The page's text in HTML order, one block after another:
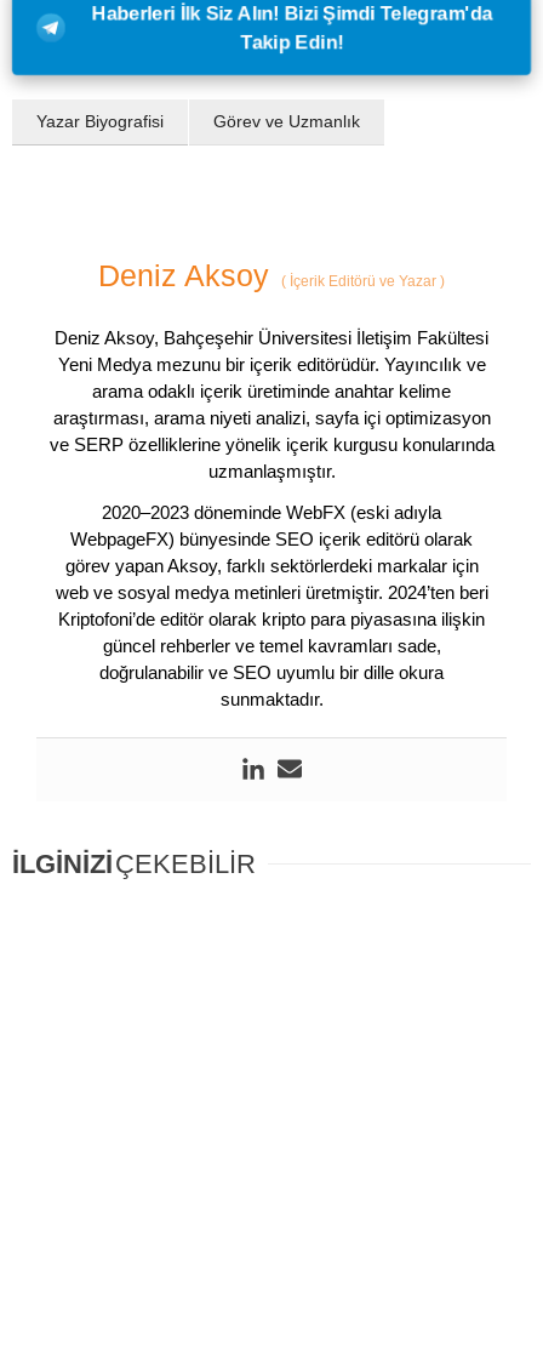
Haberleri İlk Siz Alın! Bizi Şimdi Telegram'da
Takip Edin!
Yazar Biyografisi Görev ve Uzmanlık
Deniz Aksoy ( İçerik Editörü ve Yazar )
Deniz Aksoy, Bahçeşehir Üniversitesi İletişim Fakültesi
Yeni Medya mezunu bir içerik editörüdür. Yayıncılık ve
arama odaklı içerik üretiminde anahtar kelime
araştırması, arama niyeti analizi, sayfa içi optimizasyon
ve SERP özelliklerine yönelik içerik kurgusu konularında
uzmanlaşmıştır.
2020–2023 döneminde WebFX (eski adıyla
WebpageFX) bünyesinde SEO içerik editörü olarak
görev yapan Aksoy, farklı sektörlerdeki markalar için
web ve sosyal medya metinleri üretmiştir. 2024’ten beri
Kriptofoni’de editör olarak kripto para piyasasına ilişkin
güncel rehberler ve temel kavramları sade,
doğrulanabilir ve SEO uyumlu bir dille okura
sunmaktadır.
İLGİNİZİÇEKEBİLİR